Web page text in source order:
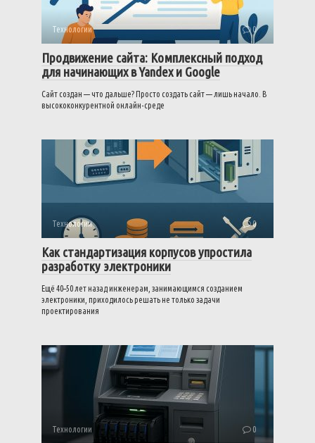
Технологии 0
Продвижение сайта: Комплексный подход
для начинающих в Yandex и Google
Сайт создан — что дальше? Просто создать сайт — лишь начало. В
высококонкурентной онлайн-среде
Технологии 0
Как стандартизация корпусов упростила
разработку электроники
Ещё 40–50 лет назад инженерам, занимающимся созданием
электроники, приходилось решать не только задачи
проектирования
Технологии 0